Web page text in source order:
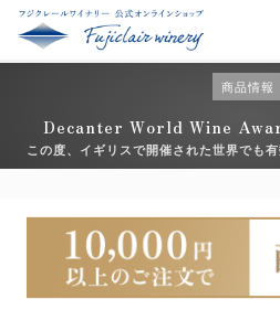
商品一覧
商品情報
Decanter World Wine
この度、イギリスで開催された世界でも
「Decanter World Wine Awards （デキ
いただけ […]